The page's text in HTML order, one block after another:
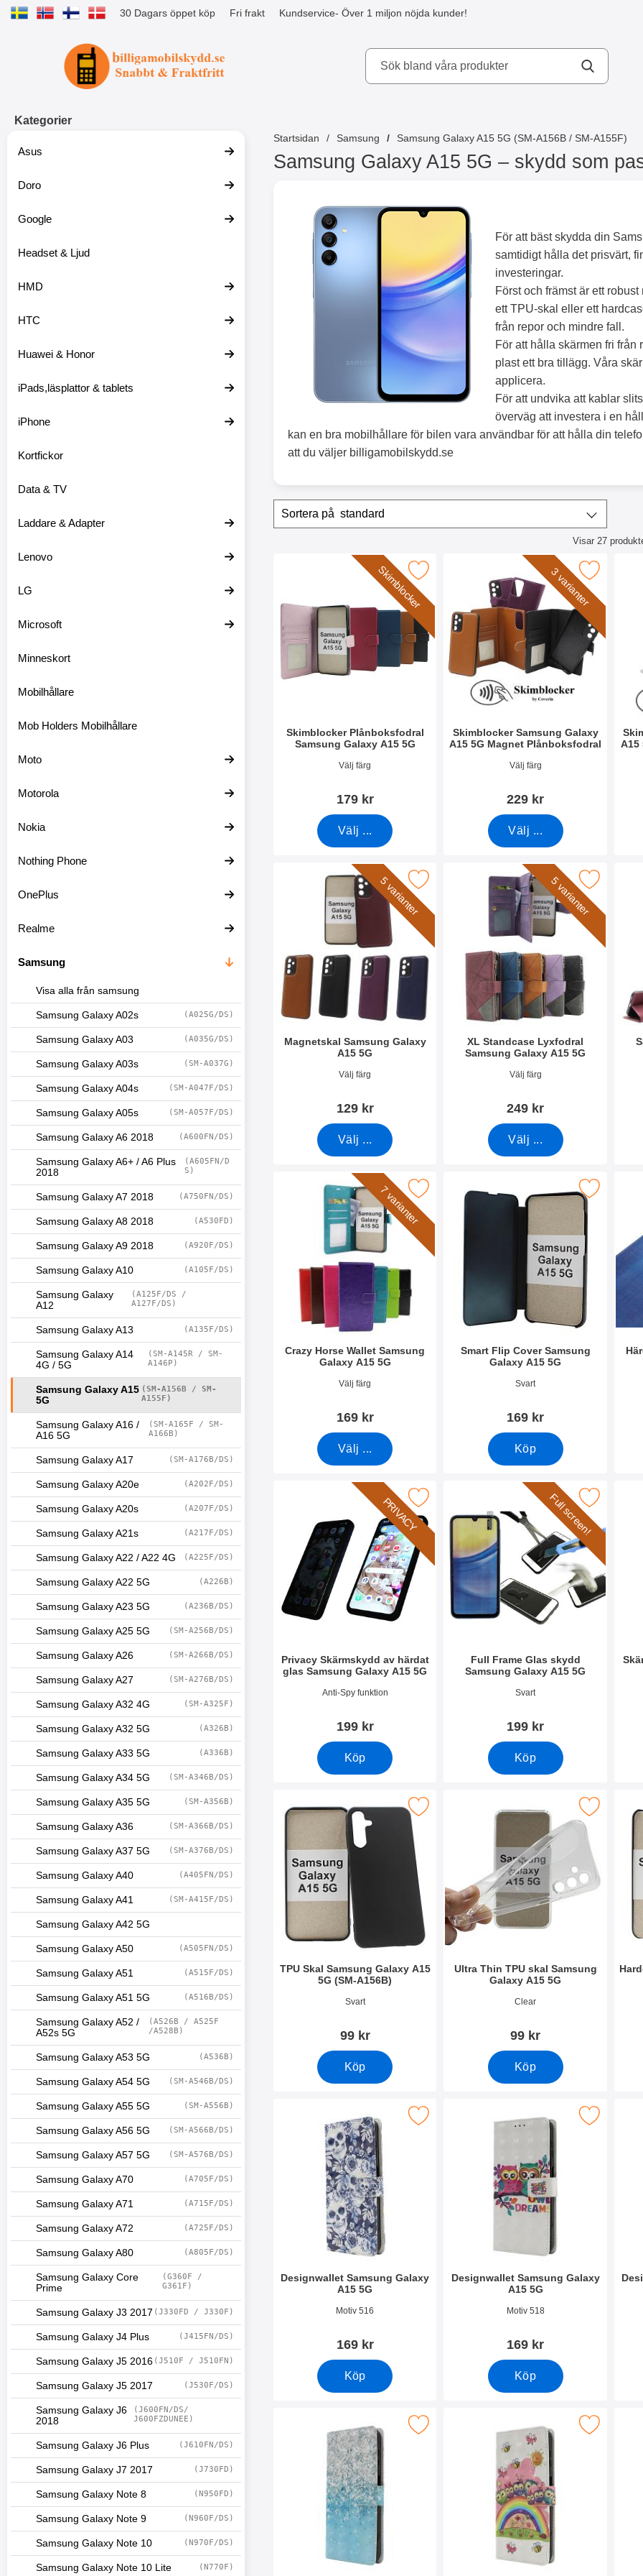
30 Dagars öppet köp Fri frakt Kundservice- Över 1 miljon nöjda kunder!
Startsidan för Tibro Billiga Mobilskydd AB
Kategorier
Asus
Doro
Google
Headset & Ljud
HMD
HTC
Huawei & Honor
iPads,läsplattor & tablets
iPhone
Kortfickor
Data & TV
Laddare & Adapter
Lenovo
LG
Microsoft
Minneskort
Mobilhållare
Mob Holders Mobilhållare
Moto
Motorola
Nokia
Nothing Phone
OnePlus
Realme
Samsung
Visa alla från samsung
Samsung Galaxy A02s (A025G/DS)
Samsung Galaxy A03 (A035G/DS)
Samsung Galaxy A03s (SM-A037G)
Samsung Galaxy A04s (SM-A047F/DS)
Samsung Galaxy A05s (SM-A057F/DS)
Samsung Galaxy A6 2018 (A600FN/DS)
Samsung Galaxy A6+ / A6 Plus
2018
(A605FN/D
S)
Samsung Galaxy A7 2018 (A750FN/DS)
Samsung Galaxy A8 2018 (A530FD)
Samsung Galaxy A9 2018 (A920F/DS)
Samsung Galaxy A10 (A105F/DS)
Samsung Galaxy
A12
(A125F/DS /
A127F/DS)
Samsung Galaxy A13 (A135F/DS)
Samsung Galaxy A14
4G / 5G
(SM-A145R / SM-
A146P)
Samsung Galaxy A15
5G
(SM-A156B / SM-
A155F)
Samsung Galaxy A16 /
A16 5G
(SM-A165F / SM-
A166B)
Samsung Galaxy A17 (SM-A176B/DS)
Samsung Galaxy A20e (A202F/DS)
Samsung Galaxy A20s (A207F/DS)
Samsung Galaxy A21s (A217F/DS)
Samsung Galaxy A22 / A22 4G (A225F/DS)
Samsung Galaxy A22 5G (A226B)
Samsung Galaxy A23 5G (A236B/DS)
Samsung Galaxy A25 5G (SM-A256B/DS)
Samsung Galaxy A26 (SM-A266B/DS)
Samsung Galaxy A27 (SM-A276B/DS)
Samsung Galaxy A32 4G (SM-A325F)
Samsung Galaxy A32 5G (A326B)
Samsung Galaxy A33 5G (A336B)
Samsung Galaxy A34 5G (SM-A346B/DS)
Samsung Galaxy A35 5G (SM-A356B)
Samsung Galaxy A36 (SM-A366B/DS)
Samsung Galaxy A37 5G (SM-A376B/DS)
Samsung Galaxy A40 (A405FN/DS)
Samsung Galaxy A41 (SM-A415F/DS)
Samsung Galaxy A42 5G
Samsung Galaxy A50 (A505FN/DS)
Samsung Galaxy A51 (A515F/DS)
Samsung Galaxy A51 5G (A516B/DS)
Samsung Galaxy A52 /
A52s 5G
(A526B / A525F
/A528B)
Samsung Galaxy A53 5G (A536B)
Samsung Galaxy A54 5G (SM-A546B/DS)
Samsung Galaxy A55 5G (SM-A556B)
Samsung Galaxy A56 5G (SM-A566B/DS)
Samsung Galaxy A57 5G (SM-A576B/DS)
Samsung Galaxy A70 (A705F/DS)
Samsung Galaxy A71 (A715F/DS)
Samsung Galaxy A72 (A725F/DS)
Samsung Galaxy A80 (A805F/DS)
Samsung Galaxy Core
Prime
(G360F /
G361F)
Samsung Galaxy J3 2017 (J330FD / J330F)
Samsung Galaxy J4 Plus (J415FN/DS)
Samsung Galaxy J5 2016 (J510F / J510FN)
Samsung Galaxy J5 2017 (J530F/DS)
Samsung Galaxy J6
2018
(J600FN/DS/
J600FZDUNEE)
Samsung Galaxy J6 Plus (J610FN/DS)
Samsung Galaxy J7 2017 (J730FD)
Samsung Galaxy Note 8 (N950FD)
Samsung Galaxy Note 9 (N960F/DS)
Samsung Galaxy Note 10 (N970F/DS)
Samsung Galaxy Note 10 Lite (N770F)
Startsidan Samsung Samsung Galaxy A15 5G (SM-A156B / SM-A155F)
Samsung Galaxy A15 5G – skydd som
För att bäst skydda din
samtidigt hålla det prisvärt,
investeringar.
Först och främst är ett
ett TPU-skal eller ett
från repor och mindre fall.
För att hålla skärmen fri
plast ett bra tillägg. Våra
applicera.
För att undvika att kablar
överväg att investera i en
kan en bra mobilhållare för bilen vara användbar för att hålla din
att du väljer billigamobilskydd.se
p
Filtrera & sortera
standard
Visar 27
produktlista
Skimblocker
Skimblocker Plånboksfodral
Samsung Galaxy A15 5G
Art. nr 50478Välj färg
179 kr
Välj ...
Makera skimblocker Plånboksfodral Samsung Galaxy A15 5G som favorit
3 varianter
Skimblocker Samsung Galaxy
A15 5G Magnet Plånboksfodral
Art. nr 50479Välj färg
229 kr
Välj ...
Makera skimblocker Samsung Galaxy A15 5G
A15
Makera
5 varianter
Magnetskal Samsung Galaxy
A15 5G
Art. nr 50482Välj färg
129 kr
Välj ...
Makera magnetskal Samsung Galaxy A15 5G som favorit5 varianter
XL Standcase Lyxfodral
Samsung Galaxy A15 5G
Art. nr 50438Välj färg
249 kr
Välj ...
Makera xL Standcase Lyxfodral Samsung
Art.
7 varianter
Crazy Horse Wallet Samsung
Galaxy A15 5G
Art. nr 50463Välj färg
169 kr
Välj ...
Makera crazy Horse Wallet Samsung Galaxy A15 5G som favorit
Smart Flip Cover Samsung
Galaxy A15 5G
Svart
169 kr
Köp
Makera smart Flip Cover SamsungMakera
PRIVACY
Privacy Skärmskydd av härdat
glas Samsung Galaxy A15 5G
Art. nr 51012Anti-Spy funktion
199 kr
Köp
Makera privacy Skärmskydd av härdat glas Samsung Galaxy A15 5G som favorit
Full screen!
Full Frame Glas skydd
Samsung Galaxy A15 5G
Svart
199 kr
Köp
Makera full Frame Glas skydd Samsung
TPU Skal Samsung Galaxy A15
5G (SM-A156B)
Svart
99 kr
Köp
Makera tPU Skal Samsung Galaxy A15 5G (SM-A156B) som favorit
Ultra Thin TPU skal Samsung
Galaxy A15 5G
Clear
99 kr
Köp
Makera ultra Thin TPU skal Samsung
Designwallet Samsung Galaxy
A15 5G
Art. nr 50506Motiv 516
169 kr
Köp
Makera designwallet Samsung Galaxy A15 5G som favorit
Designwallet Samsung Galaxy
A15 5G
Art. nr 50505Motiv 518
169 kr
Köp
Makera designwallet Samsung Galaxy
Art.
Makera designwallet Samsung Galaxy A15 5G som favorit
Makera designwallet Samsung Galaxy